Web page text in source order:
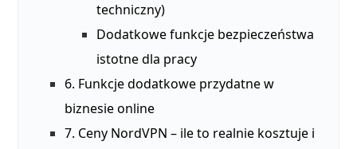
techniczny)
Dodatkowe funkcje bezpieczeństwa
istotne dla pracy
6. Funkcje dodatkowe przydatne w
biznesie online
7. Ceny NordVPN – ile to realnie kosztuje i